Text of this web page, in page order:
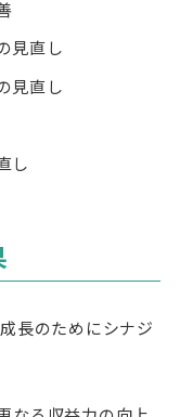
見直し
見直し
し
長のためにシナジ